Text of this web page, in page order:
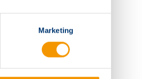
Marketing